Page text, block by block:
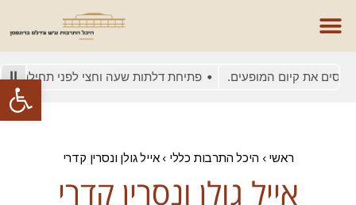
פתח את קיום המופעים. פתיחת דלתות שעה וחצי לפני תחילת
ראשי › היכל התרבות כללי › אייל גולן ונסרין קדרי
אייל גולן ונסרין קדרי